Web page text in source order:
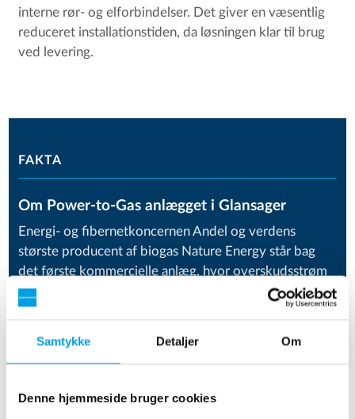
Samtykke Detaljer Om
Denne hjemmeside bruger cookies
interne rør- og elforbindelser. Det giver en væsentlig
reduceret installationstiden, da løsningen klar til brug
ved levering.
FAKTA
Om Power-to-Gas anlægget i Glansager
Energi- og fibernetkoncernen Andel og verdens
største producent af biogas Nature Energy står bag
det første kommercielle anlæg, hvor overskudsstrøm
fra vindmøller øger produktionen af biogas og
reducerer CO
Ved hjælp af elektrolyse spaltes ultrarent vand til brint
forbindelse med opfanget CO
2. Derved dannes der